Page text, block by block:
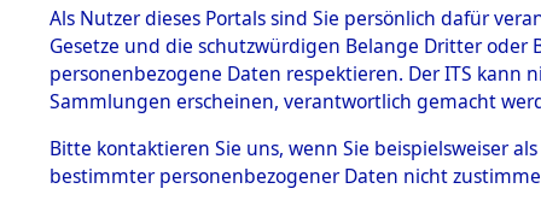
Effekten
1.2.9.1
Effekten aus
dem KZ
Dachau
1.2.9.2
Effekten aus
dem KZ
Als Nutzer dieses Portals sind Sie persönlich dafür
Gesetze und die schutzwürdigen Belange Dritter
personenbezogene Daten respektieren. Der ITS
Sammlungen erscheinen, verantwortlich gemacht
Bitte kontaktieren Sie uns, wenn Sie beispielsweiser
bestimmter personenbezogener Daten nicht